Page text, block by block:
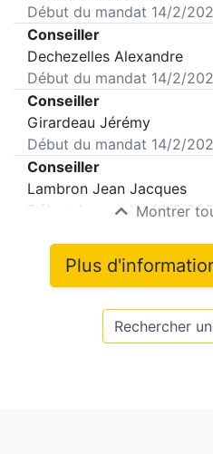
Début du mandat 14/2/
Conseiller
Dechezelles Alexandre
Début du mandat 14/2/
Conseiller
Girardeau Jérémy
Début du mandat 14/2/
Conseiller
Lambron Jean Jacques
Début du mandat14/2/
Montrer
Plus
Rechercher